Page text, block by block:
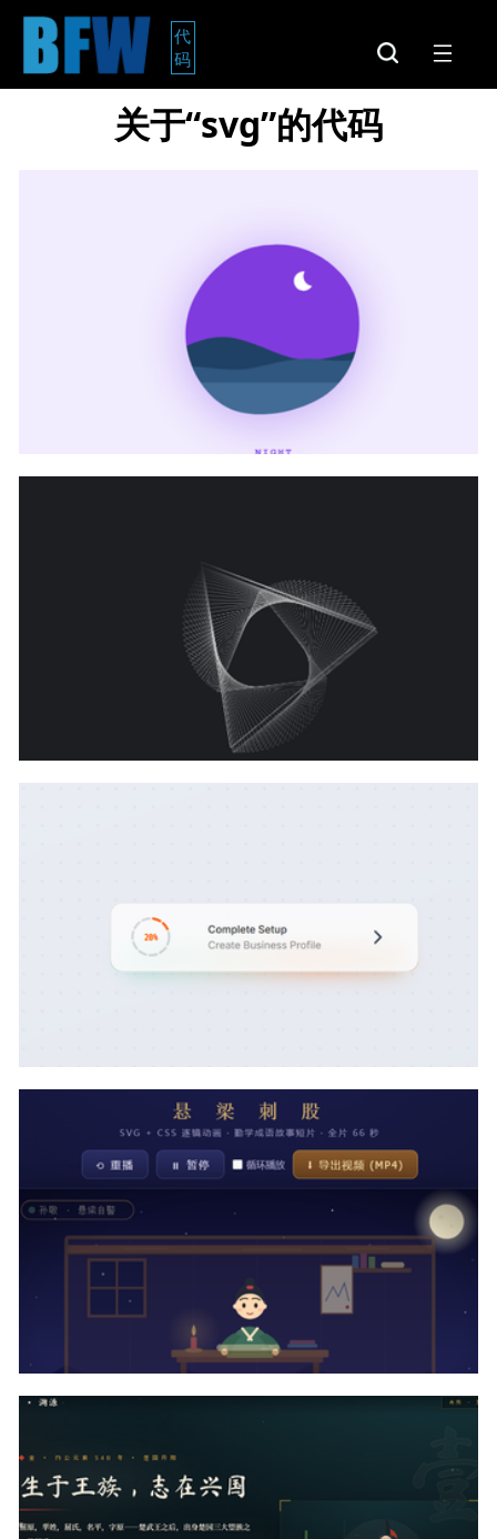
代
码
关于“svg”的代码
css+svg实现鼠标悬浮卡片进度条转动代码